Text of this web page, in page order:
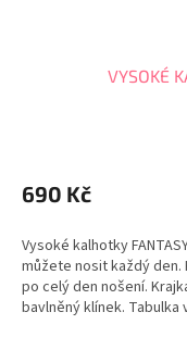
VYSOKÉ
690 Kč
Vysoké kalhotky
můžete nosit každý den.
po celý den nošení.
bavlněný klínek. Tabulka